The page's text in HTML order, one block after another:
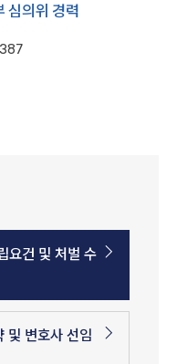
심의위 경력
요건 및 처벌 수
및 변호사 선임